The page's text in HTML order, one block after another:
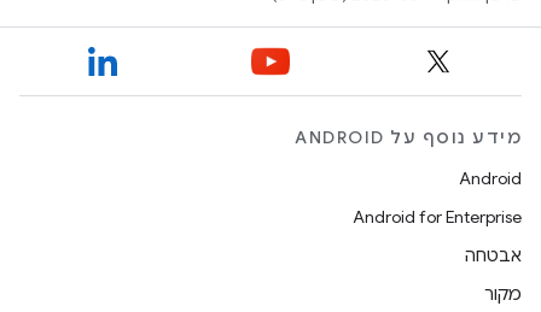
מידע נוסף על ANDROID
Android
Android for Enterprise
אבטחה
מקור